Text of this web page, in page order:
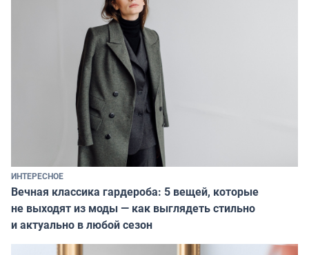
ИНТЕРЕСНОЕ
Вечная классика гардероба: 5 вещей, которые
не выходят из моды — как выглядеть стильно
и актуально в любой сезон